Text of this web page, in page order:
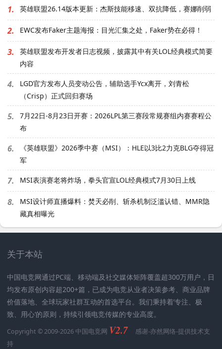
1. 英雄联盟26.14版本更新：杰斯技能移速、双抗降低，赛娜削弱
2. EWC发布Faker主题海报：目光汇集之处，Faker势在必得！
3.
英雄联盟发布开发者日志视频，披露其中有关LOL经典模式简要
内容
4.
LGD官方发布人员变动公告，辅助选手Ycx离开，刘青松
（Crisp）正式回归赛场
5.
7月22日-8月23日开赛：2026LPL第三赛段常规赛组内赛赛程公
布
6.
《英雄联盟》2026季中赛（MSI）：HLE以3比2力克BLG夺得冠
军
7. MSI表演赛老将炸场，拳头官宣LOL经典模式7月30日上线
8.
MSI设计师直播爆料：焚天必削、斩杀机制泛滥认错、MMR隐
藏真相曝光
关于本站
中国电竞网通过PC端、移动端及社交媒体矩阵覆盖超300万用户，日
均发布原创内容超200+篇，已成为电竞从业者决策参考、商业品牌
价值落地、全球玩家社群互动的首选平台。我们秉持着’专注、极
致、用心‘的原则，持续引领电竞传媒的专业高度。
Copyright © 2009-2026 中国电竞网 V2.7 感谢-亦然网络-提供技术支
持